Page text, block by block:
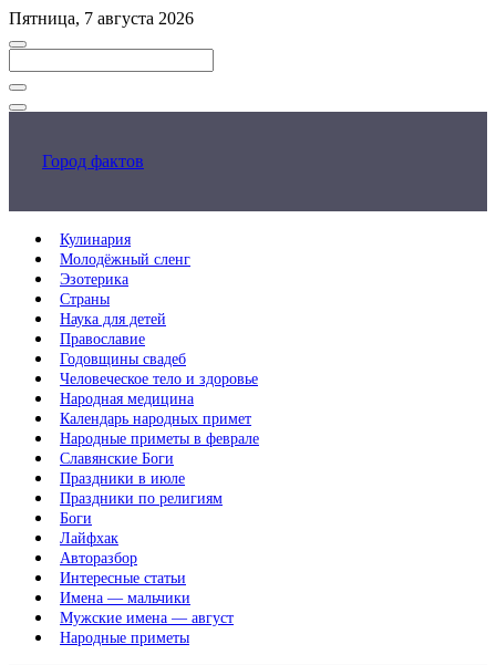
Перейти
к
контенту
Пятница, 7 августа 2026
Закрыть
Город фактов
Кулинария
Молодёжный сленг
Эзотерика
Страны
Наука для детей
Православие
Годовщины свадеб
Человеческое тело и здоровье
Народная медицина
Календарь народных примет
Народные приметы в феврале
Славянские Боги
Праздники в июле
Праздники по религиям
Боги
Лайфхак
Авторазбор
Интересные статьи
Имена — мальчики
Мужские имена — август
Народные приметы